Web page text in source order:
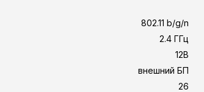
802.11 b/g/n
2.4 ГГц
12В
внешний БП
26